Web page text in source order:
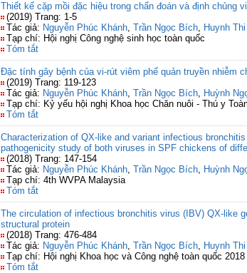
Thiết kế cặp mồi đặc hiệu trong chẩn đoán và định chủng
(2019) Trang: 1-5
Tác giả: Nguyễn Phúc Khánh, Trần Ngọc Bích, Huynh
Tạp chí: Hội nghị Công nghệ sinh học toàn quốc
Tóm tắt
Đặc tính gây bệnh của vi-rút viêm phế quản truyền nhiễm
(2019) Trang: 119-123
Tác giả: Nguyễn Phúc Khánh, Trần Ngọc Bích, Huỳnh
Tạp chí: Kỷ yếu hội nghị Khoa học Chăn nuôi - Thú y
Tóm tắt
Characterization of QX-like and variant infectious
pathogenicity study of both viruses in SPF chickens of
(2018) Trang: 147-154
Tác giả: Nguyễn Phúc Khánh, Trần Ngọc Bích, Huỳnh
Tạp chí: 4th WVPA Malaysia
Tóm tắt
The circulation of infectious bronchitis virus (IBV) QX-like
structural protein
(2018) Trang: 476-484
Tác giả: Nguyễn Phúc Khánh, Trần Ngọc Bích, Huynh
Tạp chí: Hội nghị Khoa học và Công nghệ toàn quốc 2018
Tóm tắt